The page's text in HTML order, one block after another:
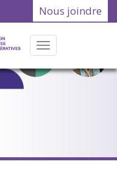
Nous joindre
Menu